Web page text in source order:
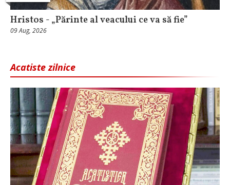
Hristos - „Părinte al veacului ce va să fie”
09 Aug, 2026
Acatiste zilnice